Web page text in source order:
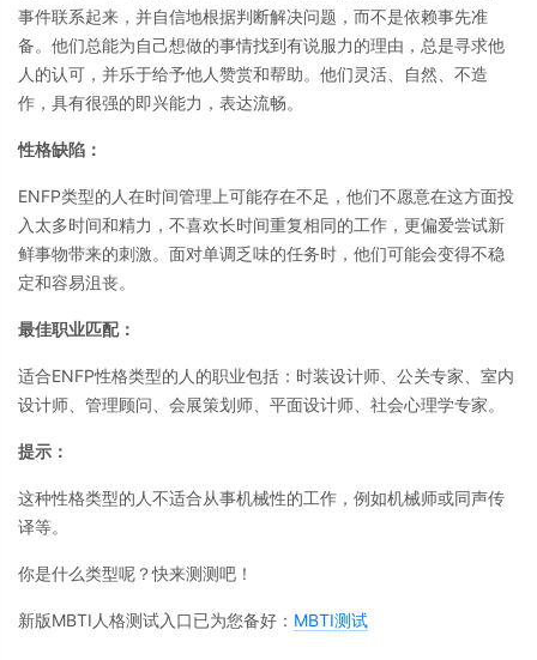
事件联系起来，并自信地根据判断解决问题，而不是依赖事先准
备。他们总能为自己想做的事情找到有说服力的理由，总是寻求他
人的认可，并乐于给予他人赞赏和帮助。他们灵活、自然、不造
作，具有很强的即兴能力，表达流畅。
性格缺陷：
ENFP类型的人在时间管理上可能存在不足，他们不愿意在这方面投
入太多时间和精力，不喜欢长时间重复相同的工作，更偏爱尝试新
鲜事物带来的刺激。面对单调乏味的任务时，他们可能会变得不稳
定和容易沮丧。
最佳职业匹配：
适合ENFP性格类型的人的职业包括：时装设计师、公关专家、室内
设计师、管理顾问、会展策划师、平面设计师、社会心理学专家。
提示：
这种性格类型的人不适合从事机械性的工作，例如机械师或同声传
译等。
你是什么类型呢？快来测测吧！
新版MBTI人格测试入口已为您备好： MBTI测试